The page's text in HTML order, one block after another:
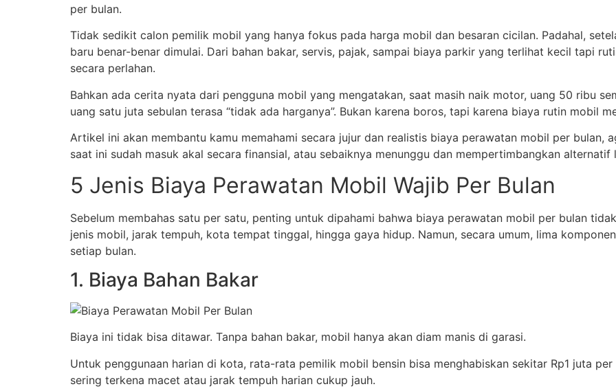
per bulan.
Tidak sedikit calon pemilik mobil yang hanya fokus pada harga mobil dan besaran cicilan. Padahal,
baru benar-benar dimulai. Dari bahan bakar, servis, pajak, sampai biaya parkir yang terlihat kecil tapi
secara perlahan.
Bahkan ada cerita nyata dari pengguna mobil yang mengatakan, saat masih naik motor, uang 50 ribu
uang satu juta sebulan terasa “tidak ada harganya”. Bukan karena boros, tapi karena biaya rutin mobil
Artikel ini akan membantu kamu memahami secara jujur dan realistis biaya perawatan mobil per bulan,
saat ini sudah masuk akal secara finansial, atau sebaiknya menunggu dan mempertimbangkan alternatif
5 Jenis Biaya Perawatan Mobil Wajib Per Bulan
Sebelum membahas satu per satu, penting untuk dipahami bahwa biaya perawatan mobil per bulan
jenis mobil, jarak tempuh, kota tempat tinggal, hingga gaya hidup. Namun, secara umum, lima
setiap bulan.
1. Biaya Bahan Bakar
Biaya ini tidak bisa ditawar. Tanpa bahan bakar, mobil hanya akan diam manis di garasi.
Untuk penggunaan harian di kota, rata-rata pemilik mobil bensin bisa menghabiskan sekitar Rp1 juta
sering terkena macet atau jarak tempuh harian cukup jauh.